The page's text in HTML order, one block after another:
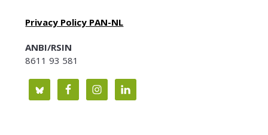
Privacy Policy PAN-NL
ANBI/RSIN
8611 93 581